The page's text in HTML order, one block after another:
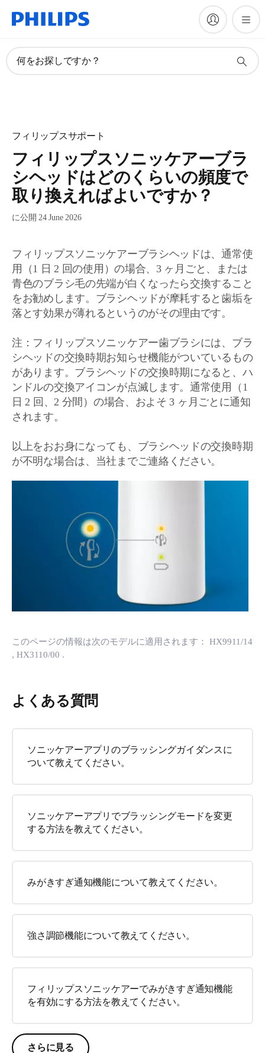
何をお探しですか？
フィリップスサポート
フィリップスソニッケアーブラ
シヘッドはどのくらいの頻度で
取り換えればよいですか？
に公開 24 June 2026
フィリップスソニッケアーブラシヘッドは、通常使
用（1 日 2 回の使用）の場合、3 ヶ月ごと、または
青色のブラシ毛の先端が白くなったら交換すること
をお勧めします。ブラシヘッドが摩耗すると歯垢を
落とす効果が薄れるというのがその理由です。
注：フィリップスソニッケアー歯ブラシには、ブラ
シヘッドの交換時期お知らせ機能がついているもの
があります。ブラシヘッドの交換時期になると、ハ
ンドルの交換アイコンが点滅します。通常使用（1
日 2 回、2 分間）の場合、およそ 3 ヶ月ごとに通知
されます。
以上をおお身になっても、ブラシヘッドの交換時期
が不明な場合は、当社までご連絡ください。
このページの情報は次のモデルに適用されます： HX9911/14
, HX3110/00 .
よくある質問
ソニッケアーアプリのブラッシングガイダンスに
ついて教えてください。
ソニッケアーアプリでブラッシングモードを変更
する方法を教えてください。
みがきすぎ通知機能について教えてください。
強さ調節機能について教えてください。
フィリップスソニッケアーでみがきすぎ通知機能
を有効にする方法を教えてください。
さらに見る